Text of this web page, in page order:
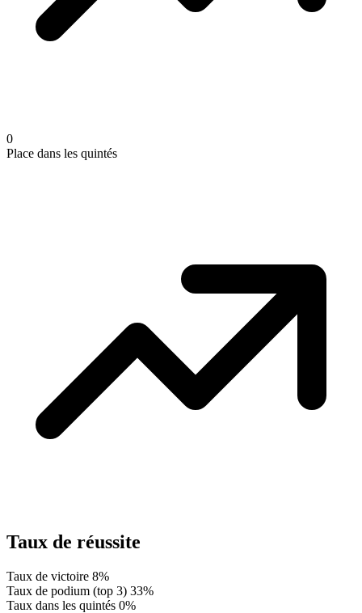
0
Place dans les quintés
Taux de réussite
Taux de victoire 8%
Taux de podium (top 3) 33%
Taux dans les quintés 0%